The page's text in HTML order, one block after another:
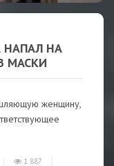
НА
МАСКИ
женщину,
1 887